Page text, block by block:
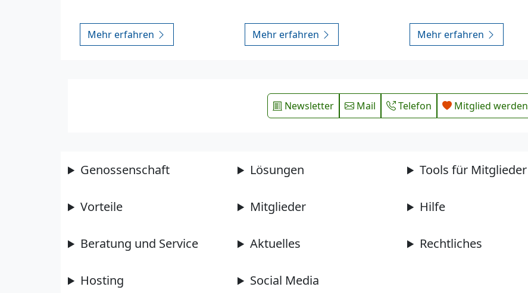
Mehr erfahren Mehr erfahren Mehr erfahren
Newsletter Mail Telefon Mitglied werden
Genossenschaft
Vorteile
Beratung und Service
Hosting
Lösungen
Mitglieder
Aktuelles
Social Media
Tools für Mitglieder
Hilfe
Rechtliches